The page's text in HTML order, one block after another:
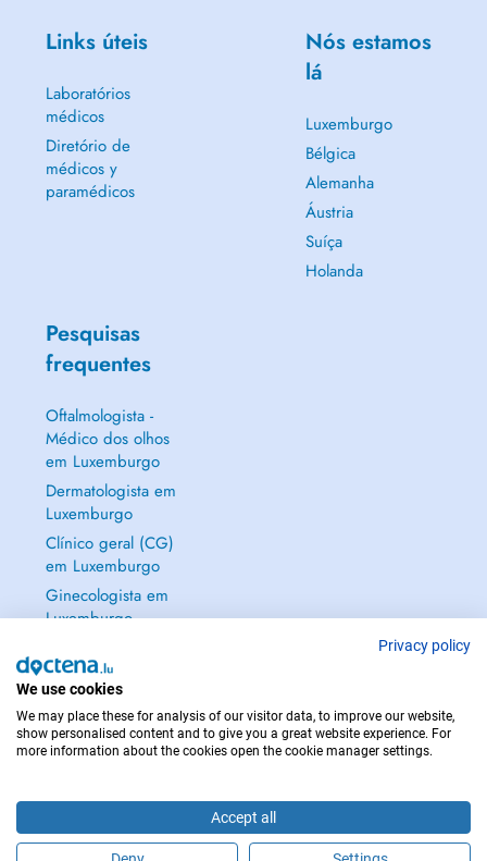
Links úteis
Laboratórios
médicos
Diretório de
médicos y
paramédicos
Nós estamos
lá
Luxemburgo
Bélgica
Alemanha
Áustria
Suíça
Holanda
Pesquisas
frequentes
Oftalmologista -
Médico dos olhos
em Luxemburgo
Dermatologista em
Luxemburgo
Clínico geral (CG)
em Luxemburgo
Ginecologista em
Luxemburgo
EM CASO DE EMERGÊNCIA, CONTACTE : 112
Privacy policy
We use cookies
We may place these for analysis of our visitor data, to improve our website,
show personalised content and to give you a great website experience. For
more information about the cookies open the cookie manager settings.
Accept all